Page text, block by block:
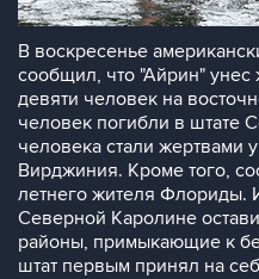
В воскресенье
сообщил, что "Айрин"
девяти человек на
человек погибли в штате
человека стали жертвами
Вирджиния. Кроме того,
летнего жителя Флориды.
Северной Каролине
районы, примыкающие к
штат первым принял на